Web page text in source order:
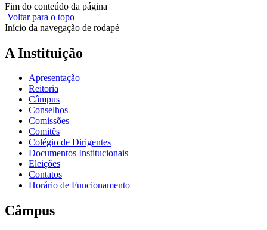
Fim do conteúdo da página
Voltar para o topo
Início da navegação de rodapé
A Instituição
Apresentação
Reitoria
Câmpus
Conselhos
Comissões
Comitês
Colégio de Dirigentes
Documentos Institucionais
Eleições
Contatos
Horário de Funcionamento
Câmpus